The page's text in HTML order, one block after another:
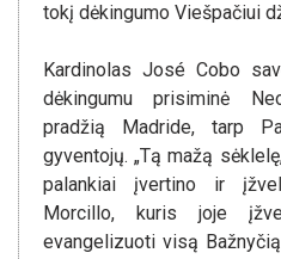
tokį dėkingumo Viešpačiui
Kardinolas José Cobo
dėkingumu prisiminė
pradžią Madride, tarp
gyventojų. „Tą mažą
palankiai įvertino ir
Morcillo, kuris joje
evangelizuoti visą